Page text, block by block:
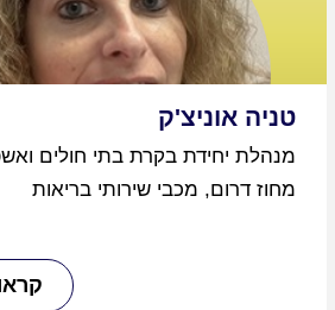
טניה אוניצ'ק
מנהלת יחידת בקרת בתי חולים
מחוז דרום, מכבי שירותי בריאות